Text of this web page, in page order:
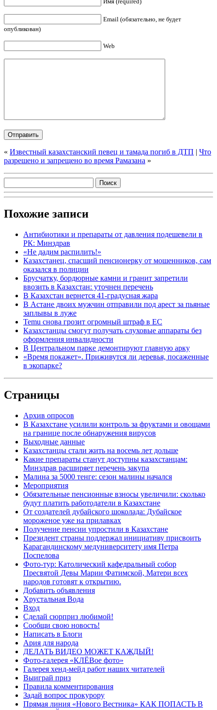
Email (обязательно, не будет
опубликован)
Web
« Известный казахстанский певец и тамада погиб в ДТП | Что
разрешено и запрещено во время Рамазана »
Похожие записи
Антибиотики и препараты от давления подешевели в
РК: Минздрав
«Не дадим распилить!»
Казахстанец, спасший пенсионерку от мошенников, сам
оказался в полиции
Брусчатку, бордюрные камни и гранит запретили
ввозить в Казахстан: уточнен перечень
В Казахстан вернется 41-градусная жара
В Астане двоих мужчин отправили под арест за пьяные
заплывы в луже
Temu снова грозит огромный штраф в ЕС
Казахстанцы смогут получать слуховые аппараты без
оформления инвалидности
В Центральном парке демонтируют главную арку
«Время покажет». Приживутся ли деревья, посаженные
в экопарке?
Страницы
Архив опросов
В Казахстане усилили контроль за фруктами и овощами
на границе после обнаружения вирусов
Выходные данные
Казахстанцы стали жить на восемь лет дольше
Какие препараты станут доступны казахстанцам:
Минздрав расширяет перечень закупа
Малина за 5000 тенге: сезон малины начался
Мероприятия
Обязательные пенсионные взносы увеличили: сколько
будут платить работодатели в Казахстане
От создателей дубайского шоколада: Дубайское
мороженое уже на прилавках
Получение пенсии упростили в Казахстане
Президент страны поддержал инициативу присвоить
Карагандинскому медуниверситету имя Петра
Поспелова
Фото-тур: Католический кафедральный собор
Пресвятой Девы Марии Фатимской, Матери всех
народов готовят к открытию.
Добавить объявления
Хрустальная Вода
Вход
Сделай сюрприз любимой!
Сообщи свою новость!
Написать в Блоги
Ария для народа
ДЕЛАТЬ ВИДЕО МОЖЕТ КАЖДЫЙ!
Фото-галерея «КЛЁВое фото»
Галерея хенд-мейд работ наших читателей
Выиграй приз
Правила комментирования
Задай вопрос прокурору
Прямая линия «Нового Вестника» КАК ПОПАСТЬ В